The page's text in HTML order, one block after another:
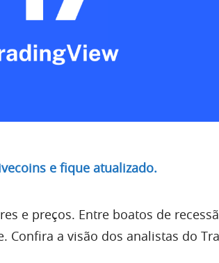
e fique atualizado.
e preços. Entre boatos de
Confira a visão dos analistas do